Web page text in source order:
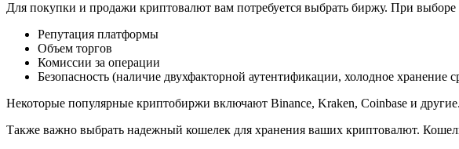
Для покупки и продажи криптовалют вам потребуется выбрать биржу. При
Репутация платформы
Объем торгов
Комиссии за операции
Безопасность (наличие двухфакторной аутентификации, холодное хранение
Некоторые популярные криптобиржи включают Binance, Kraken, Coinbase и другие.
Также важно выбрать надежный кошелек для хранения ваших криптовалют.